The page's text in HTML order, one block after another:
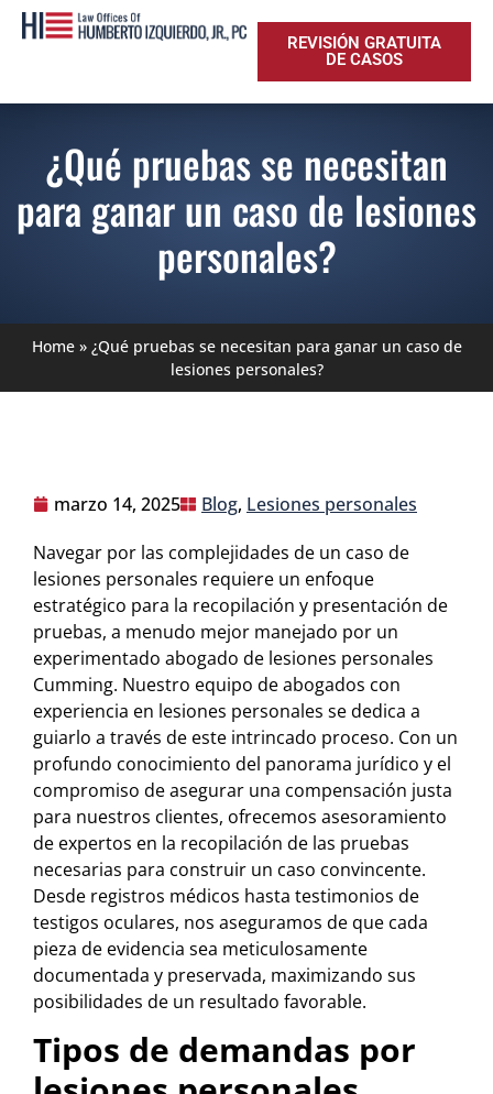
REVISIÓN GRATUITA
DE CASOS
¿Qué pruebas se necesitan
para ganar un caso de lesiones
personales?
Home» ¿Qué pruebas se necesitan para ganar un caso de
lesiones personales?
marzo 14, 2025 Blog, Lesiones personales
Navegar por las complejidades de un caso de
lesiones personales requiere un enfoque
estratégico para la recopilación y presentación de
pruebas, a menudo mejor manejado por un
experimentado abogado de lesiones personales
Cumming. Nuestro equipo de abogados con
experiencia en lesiones personales se dedica a
guiarlo a través de este intrincado proceso. Con un
profundo conocimiento del panorama jurídico y el
compromiso de asegurar una compensación justa
para nuestros clientes, ofrecemos asesoramiento
de expertos en la recopilación de las pruebas
necesarias para construir un caso convincente.
Desde registros médicos hasta testimonios de
testigos oculares, nos aseguramos de que cada
pieza de evidencia sea meticulosamente
documentada y preservada, maximizando sus
posibilidades de un resultado favorable.
Tipos de demandas por